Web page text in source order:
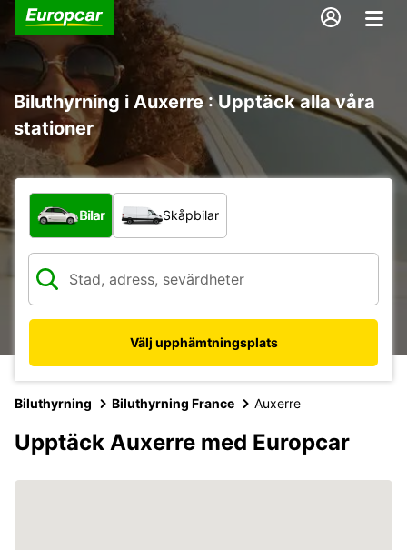
Biluthyrning i Auxerre : Upptäck alla våra
stationer
Vilken typ av fordon?
Bilar Skåpbilar
Välj upphämtningsplats
Biluthyrning Biluthyrning France Auxerre
Upptäck Auxerre med Europcar